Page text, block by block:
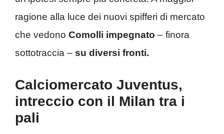
ragione alla luce dei nuovi spifferi di mercato
che vedono Comolli impegnato – finora
sottotraccia – su diversi fronti.
Calciomercato Juventus,
intreccio con il Milan tra i
pali